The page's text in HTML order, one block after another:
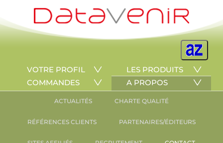
VOTRE PROFIL
LES PRODUITS
COMMANDES
A PROPOS
ACTUALITÉS CHARTE QUALITÉ
RÉFÉRENCES CLIENTS PARTENAIRES/ÉDITEURS